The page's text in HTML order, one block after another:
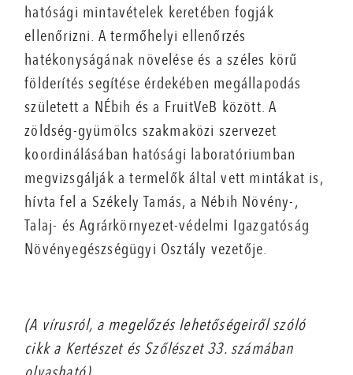
hatósági mintavételek keretében fogják
ellenőrizni. A termőhelyi ellenőrzés
hatékonyságának növelése és a széles körű
földerítés segítése érdekében megállapodás
született a NÉbih és a FruitVeB között. A
zöldség-gyümölcs szakmaközi szervezet
koordinálásában hatósági laboratóriumban
megvizsgálják a termelők által vett mintákat is,
hívta fel a Székely Tamás, a Nébih Növény-,
Talaj- és Agrárkörnyezet-védelmi Igazgatóság
Növényegészségügyi Osztály vezetője.
(A vírusról, a megelőzés lehetőségeiről szóló
cikk a Kertészet és Szőlészet 33. számában